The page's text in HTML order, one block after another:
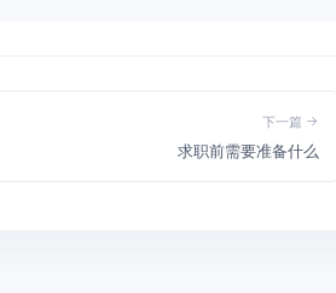
下一篇
求职前需要准备什么